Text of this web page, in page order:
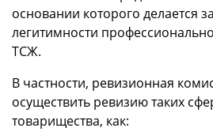
основании которого делается
легитимности
ТСЖ.
В частности, ревизионная
осуществить ревизию таких
товарищества, как: